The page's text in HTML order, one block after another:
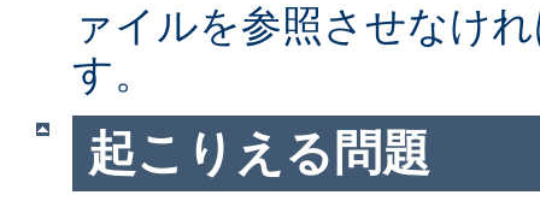
ァイルを参照させなけ
す。
起こりえる問題